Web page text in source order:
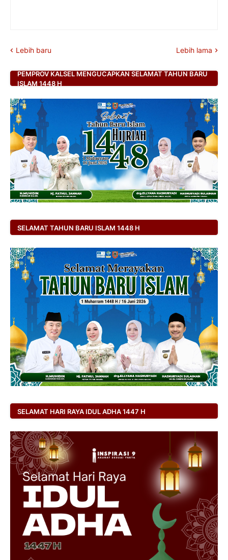
Lebih baru Lebih lama
PEMPROV KALSEL MENGUCAPKAN SELAMAT TAHUN BARU
ISLAM 1448 H
SELAMAT TAHUN BARU ISLAM 1448 H
SELAMAT HARI RAYA IDUL ADHA 1447 H